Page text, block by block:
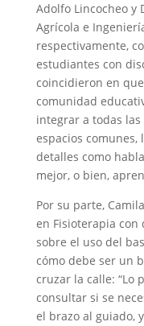
Adolfo Lincocheo y
Agrícola e
respectivamente,
estudiantes con
coincidieron en
comunidad
integrar a todas las
espacios
detalles como
mejor, o bien,
Por su parte,
en Fisioterapia con
sobre el uso del
cómo debe ser un
cruzar la calle: “Lo
consultar si se
el brazo al guiado,